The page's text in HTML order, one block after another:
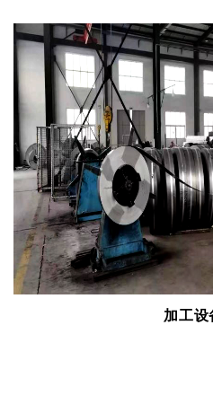
加工设